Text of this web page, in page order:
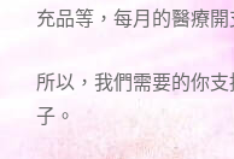
充品等，每月的醫療開
所以，我們需要的你
子。